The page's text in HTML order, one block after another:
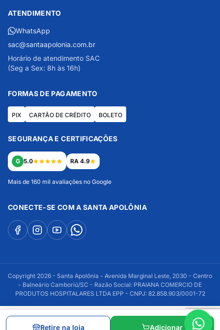
ATENDIMENTO
WhatsApp
sac@santaapolonia.com.br
Horário de atendimento SAC
(Seg a Sex: 8h às 16h)
FORMAS DE PAGAMENTO
PIX CARTÃO DE CRÉDITO BOLETO
SEGURANÇA E CERTIFICAÇÕES
G 5.0 RA 4.9
Mais de 160 mil avaliações no Google
CONECTE-SE COM A SANTA APOLÔNIA
Copyright 2026 - Santa Apolônia - Avenida Marginal Leste, 2030 - Centro
- Balneário Camboriú/SC - Razão Social: PRAIANA COMERCIO DE
PRODUTOS HOSPITALARES LTDA EPP - CNPJ: 82.858.903/0001-72
Retire na loja Adicionar